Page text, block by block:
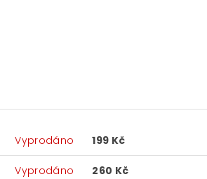
Vyprodáno 199 Kč
Vyprodáno 260 Kč